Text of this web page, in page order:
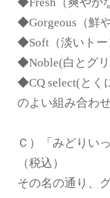
◆Fresh（爽やか
◆Gorgeous（鮮
◆Soft（淡いトー
◆Noble(白とグ
◆CQ select(とく
のよい組み合わ
Ｃ）「みどりい
（税込）
その名の通り、